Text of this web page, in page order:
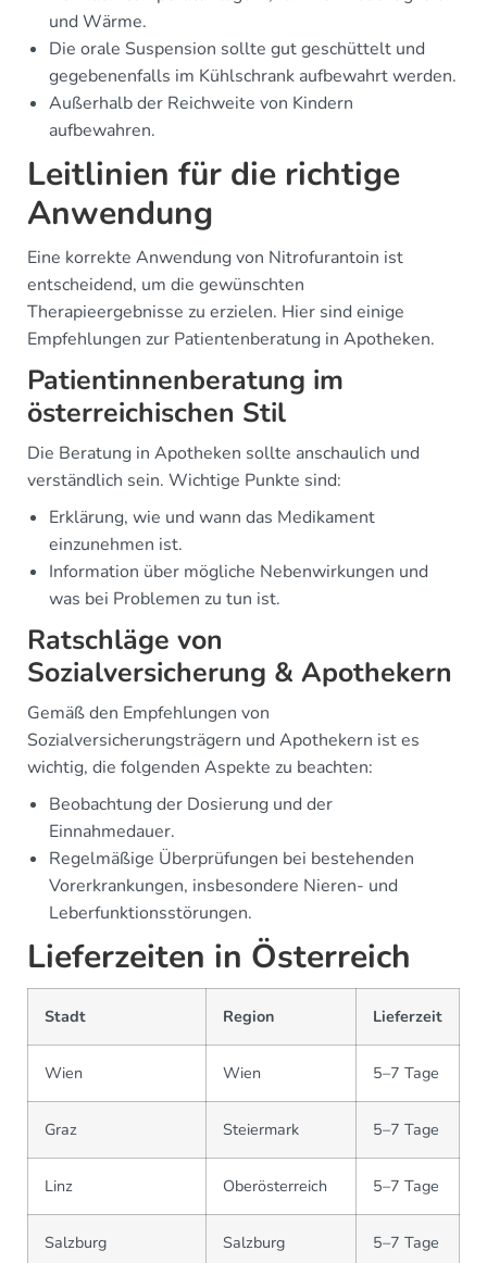
und Wärme.
Die orale Suspension sollte gut geschüttelt und
gegebenenfalls im Kühlschrank aufbewahrt werden.
Außerhalb der Reichweite von Kindern
aufbewahren.
Leitlinien für die richtige
Anwendung
Eine korrekte Anwendung von Nitrofurantoin ist
entscheidend, um die gewünschten
Therapieergebnisse zu erzielen. Hier sind einige
Empfehlungen zur Patientenberatung in Apotheken.
Patientinnenberatung im
österreichischen Stil
Die Beratung in Apotheken sollte anschaulich und
verständlich sein. Wichtige Punkte sind:
Erklärung, wie und wann das Medikament
einzunehmen ist.
Information über mögliche Nebenwirkungen und
was bei Problemen zu tun ist.
Ratschläge von
Sozialversicherung & Apothekern
Gemäß den Empfehlungen von
Sozialversicherungsträgern und Apothekern ist es
wichtig, die folgenden Aspekte zu beachten:
Beobachtung der Dosierung und der
Einnahmedauer.
Regelmäßige Überprüfungen bei bestehenden
Vorerkrankungen, insbesondere Nieren- und
Leberfunktionsstörungen.
Lieferzeiten in Österreich
Stadt Region Lieferzeit
Wien Wien 5–7 Tage
Graz Steiermark 5–7 Tage
Linz Oberösterreich 5–7 Tage
Salzburg Salzburg 5–7 Tage